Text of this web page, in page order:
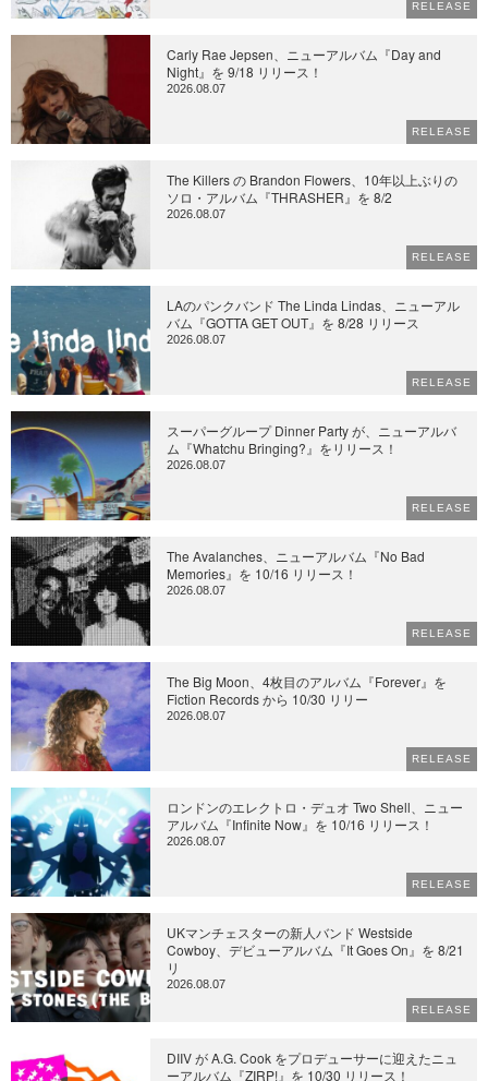
RELEASE
Carly Rae Jepsen、ニューアルバム『Day and
Night』を 9/18 リリース！
2026.08.07
RELEASE
The Killers の Brandon Flowers、10年以上ぶりの
ソロ・アルバム『THRASHER』を 8/2
2026.08.07
RELEASE
LAのパンクバンド The Linda Lindas、ニューアル
バム『GOTTA GET OUT』を 8/28 リリース
2026.08.07
RELEASE
スーパーグループ Dinner Party が、ニューアルバ
ム『Whatchu Bringing?』をリリース！
2026.08.07
RELEASE
The Avalanches、ニューアルバム『No Bad
Memories』を 10/16 リリース！
2026.08.07
RELEASE
The Big Moon、4枚目のアルバム『Forever』を
Fiction Records から 10/30 リリー
2026.08.07
RELEASE
ロンドンのエレクトロ・デュオ Two Shell、ニュー
アルバム『Infinite Now』を 10/16 リリース！
2026.08.07
RELEASE
UKマンチェスターの新人バンド Westside
Cowboy、デビューアルバム『It Goes On』を 8/21
リ
2026.08.07
RELEASE
DIIV が A.G. Cook をプロデューサーに迎えたニュ
ーアルバム『ZIRP!』を 10/30 リリース！